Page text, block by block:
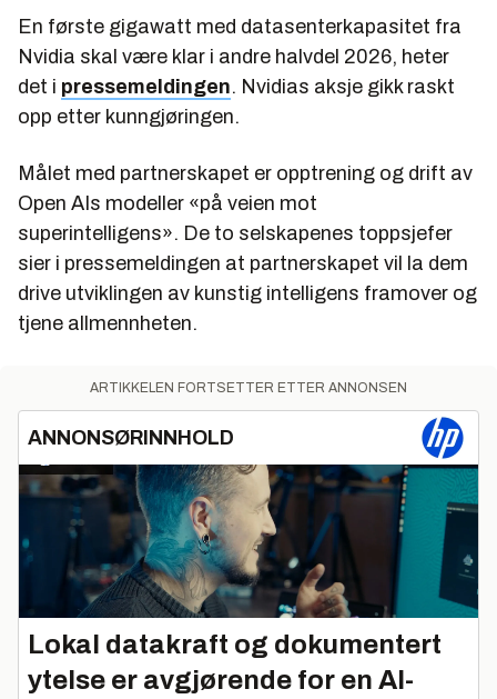
En første gigawatt med datasenterkapasitet fra
Nvidia skal være klar i andre halvdel 2026, heter
det i pressemeldingen. Nvidias aksje gikk raskt
opp etter kunngjøringen.
Målet med partnerskapet er opptrening og drift av
Open AIs modeller «på veien mot
superintelligens». De to selskapenes toppsjefer
sier i pressemeldingen at partnerskapet vil la dem
drive utviklingen av kunstig intelligens framover og
tjene allmennheten.
ARTIKKELEN FORTSETTER ETTER ANNONSEN
ANNONSØRINNHOLD
Lokal datakraft og dokumentert
ytelse er avgjørende for en AI-